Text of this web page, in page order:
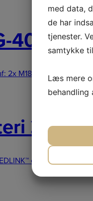
402
M18 4,0 Ah batteri
2Ah
elektronik
med data,
de har
tjenester.
samtykke
Læs mere
behandling